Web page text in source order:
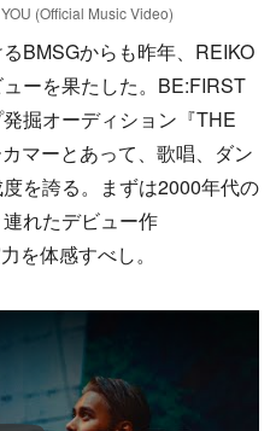
(Official Music Video)
BMSGからも昨年、REIKO
ーを果たした。BE:FIRST
掘オーディション『THE
マーとあって、歌唱、ダン
を誇る。まずは2000年代の
れたデビュー作
を体感すべし。